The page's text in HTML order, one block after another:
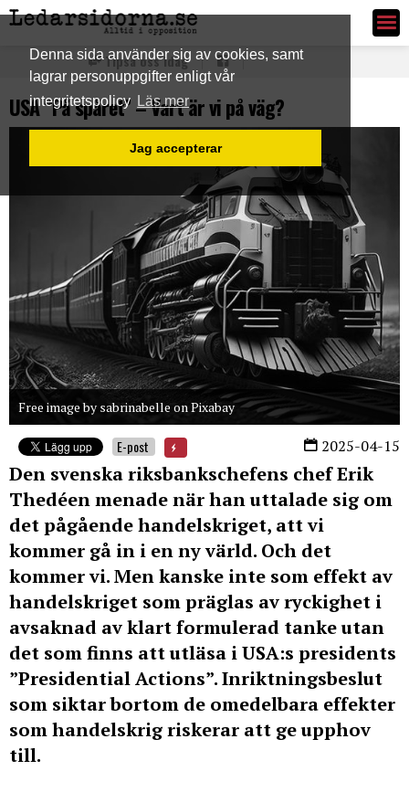
Denna sida använder sig av cookies, samt
lagrar personuppgifter enligt vår
integritetspolicy Läs mer
Jag accepterar
Ledarsidorna.se
Tipsa oss idag
USA “På spåret” – Vart är vi på väg?
Free image by sabrinabelle on Pixabay
2025-04-15
E-post
Den svenska riksbankschefens chef Erik
Thedéen menade när han uttalade sig om
det pågående handelskriget, att vi
kommer gå in i en ny värld. Och det
kommer vi. Men kanske inte som effekt av
handelskriget som präglas av ryckighet i
avsaknad av klart formulerad tanke utan
det som finns att utläsa i USA:s presidents
”Presidential Actions”. Inriktningsbeslut
som siktar bortom de omedelbara effekter
som handelskrig riskerar att ge upphov
till.